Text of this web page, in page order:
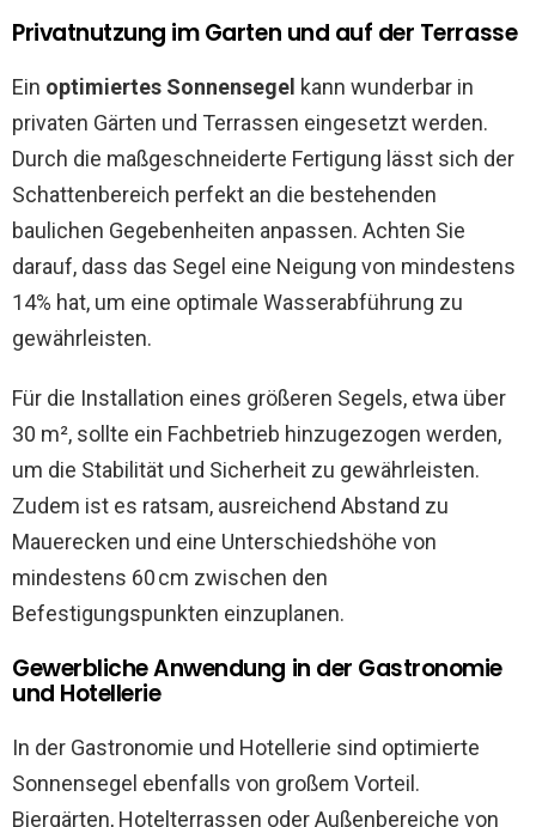
Privatnutzung im Garten und auf der Terrasse
Ein optimiertes Sonnensegel kann wunderbar in
privaten Gärten und Terrassen eingesetzt werden.
Durch die maßgeschneiderte Fertigung lässt sich der
Schattenbereich perfekt an die bestehenden
baulichen Gegebenheiten anpassen. Achten Sie
darauf, dass das Segel eine Neigung von mindestens
14% hat, um eine optimale Wasserabführung zu
gewährleisten.
Für die Installation eines größeren Segels, etwa über
30 m², sollte ein Fachbetrieb hinzugezogen werden,
um die Stabilität und Sicherheit zu gewährleisten.
Zudem ist es ratsam, ausreichend Abstand zu
Mauerecken und eine Unterschiedshöhe von
mindestens 60 cm zwischen den
Befestigungspunkten einzuplanen.
Gewerbliche Anwendung in der Gastronomie
und Hotellerie
In der Gastronomie und Hotellerie sind optimierte
Sonnensegel ebenfalls von großem Vorteil.
Biergärten, Hotelterrassen oder Außenbereiche von